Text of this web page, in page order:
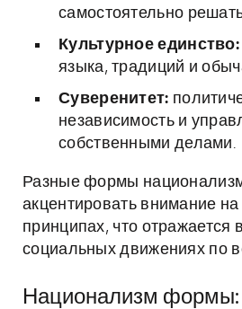
самостоятельно
Культурное единство:
языка, традиций и
Суверенитет:
независимость и
собственными делами.
Разные формы
акцентировать внимание
принципах, что отражается
социальных движениях по
Национализм формы: